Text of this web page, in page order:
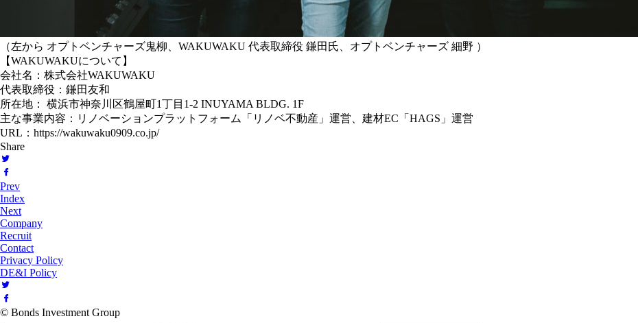
（左から オプトベンチャーズ鬼柳、WAKUWAKU 代表取締役 鎌田氏、オプトベンチャーズ 細野 ）
【WAKUWAKUについて】
会社名：株式会社WAKUWAKU
代表取締役：鎌田友和
所在地： 横浜市神奈川区鶴屋町1丁目1-2 INUYAMA BLDG. 1F
主な事業内容：リノベーションプラットフォーム「リノベ不動産」運営、建材EC「HAGS」運営
URL：https://wakuwaku0909.co.jp/
Share
Prev
Index
Next
Company
Recruit
Contact
Privacy Policy
DE&I Policy
© Bonds Investment Group